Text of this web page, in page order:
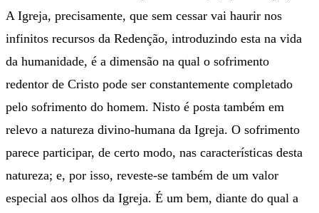
A Igreja, precisamente, que sem cessar vai haurir nos
infinitos recursos da Redenção, introduzindo esta na vida
da humanidade, é a dimensão na qual o sofrimento
redentor de Cristo pode ser constantemente completado
pelo sofrimento do homem. Nisto é posta também em
relevo a natureza divino-humana da Igreja. O sofrimento
parece participar, de certo modo, nas características desta
natureza; e, por isso, reveste-se também de um valor
especial aos olhos da Igreja. É um bem, diante do qual a